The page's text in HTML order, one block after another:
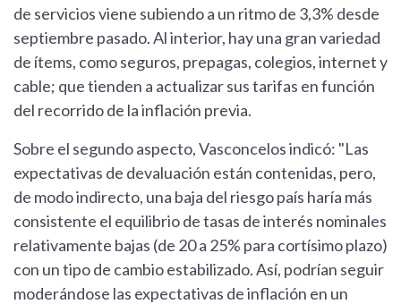
de servicios viene subiendo a un ritmo de 3,3% desde
septiembre pasado. Al interior, hay una gran variedad
de ítems, como seguros, prepagas, colegios, internet y
cable; que tienden a actualizar sus tarifas en función
del recorrido de la inflación previa.
Sobre el segundo aspecto, Vasconcelos indicó: "Las
expectativas de devaluación están contenidas, pero,
de modo indirecto, una baja del riesgo país haría más
consistente el equilibrio de tasas de interés nominales
relativamente bajas (de 20 a 25% para cortísimo plazo)
con un tipo de cambio estabilizado. Así, podrían seguir
moderándose las expectativas de inflación en un